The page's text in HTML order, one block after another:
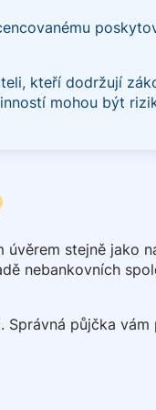
kteří dodržují
mohou být
úvěrem stejně jako
nebankovních
půjčka